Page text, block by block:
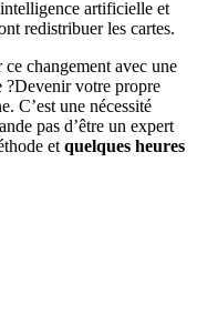
artificielle et
redistribuer les cartes.
changement avec une
?Devenir votre propre
C’est une nécessité
pas d’être un expert
et quelques heures